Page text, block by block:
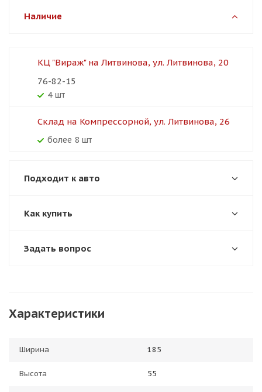
Наличие
КЦ "Вираж" на Литвинова, ул. Литвинова, 20
76-82-15
4 шт
Склад на Компрессорной, ул. Литвинова, 26
более 8 шт
Подходит к авто
Как купить
Задать вопрос
Характеристики
Ширина 185
Высота 55